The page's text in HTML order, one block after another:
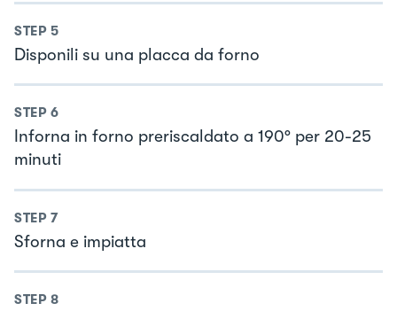
STEP 5
Disponili su una placca da forno
STEP 6
Inforna in forno preriscaldato a 190° per 20-25
minuti
STEP 7
Sforna e impiatta
STEP 8